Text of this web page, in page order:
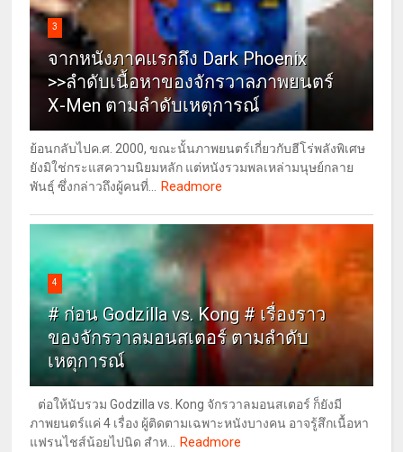
3
จากหนังภาคแรกถึง Dark Phoenix
>>ลำดับเนื้อหาของจักรวาลภาพยนตร์
X-Men ตามลำดับเหตุการณ์
ย้อนกลับไปค.ศ. 2000, ขณะนั้นภาพยนตร์เกี่ยวกับฮีโร่พลังพิเศษ
ยังมิใช่กระแสความนิยมหลัก แต่หนังรวมพลเหล่ามนุษย์กลาย
พันธุ์ ซึ่งกล่าวถึงผู้คนที่...
Readmore
4
# ก่อน Godzilla vs. Kong # เรื่องราว
ของจักรวาลมอนสเตอร์ ตามลำดับ
เหตุการณ์
ต่อให้นับรวม Godzilla vs. Kong จักรวาลมอนสเตอร์ ก็ยังมี
ภาพยนตร์แค่ 4 เรื่อง ผู้ติดตามเฉพาะหนังบางคน อาจรู้สึกเนื้อหา
แฟรนไชส์น้อยไปนิด สำห...
Readmore